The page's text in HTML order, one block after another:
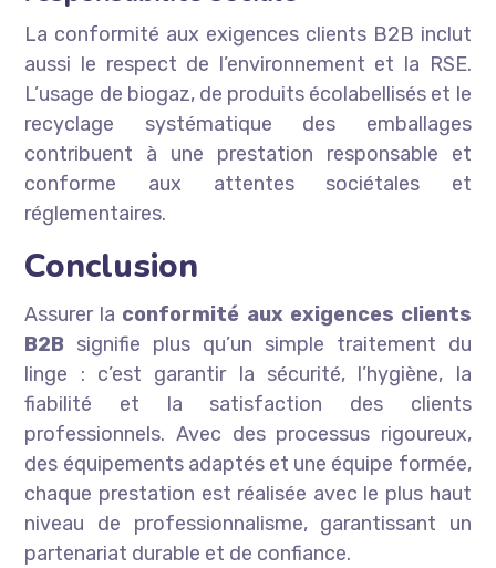
La conformité aux exigences clients B2B inclut
aussi le respect de l’environnement et la RSE.
L’usage de biogaz, de produits écolabellisés et le
recyclage systématique des emballages
contribuent à une prestation responsable et
conforme aux attentes sociétales et
réglementaires.
Conclusion
Assurer la conformité aux exigences clients
B2B signifie plus qu’un simple traitement du
linge : c’est garantir la sécurité, l’hygiène, la
fiabilité et la satisfaction des clients
professionnels. Avec des processus rigoureux,
des équipements adaptés et une équipe formée,
chaque prestation est réalisée avec le plus haut
niveau de professionnalisme, garantissant un
partenariat durable et de confiance.